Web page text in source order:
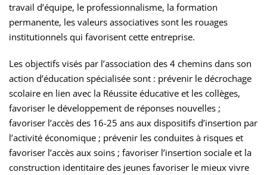
travail d’équipe, le professionnalisme, la formation
permanente, les valeurs associatives sont les rouages
institutionnels qui favorisent cette entreprise.
Les objectifs visés par l’association des 4 chemins dans son
action d’éducation spécialisée sont : prévenir le décrochage
scolaire en lien avec la Réussite éducative et les collèges,
favoriser le développement de réponses nouvelles ;
favoriser l’accès des 16-25 ans aux dispositifs d’insertion par
l’activité économique ; prévenir les conduites à risques et
favoriser l’accès aux soins ; favoriser l’insertion sociale et la
construction identitaire des jeunes favoriser le mieux vivre